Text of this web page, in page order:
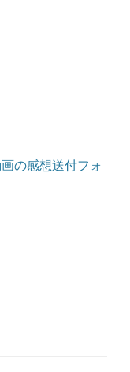
の感想送付フォ